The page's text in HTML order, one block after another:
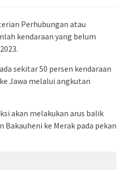
Perhubungan atau
kendaraan yang belum
sekitar 50 persen kendaraan
Jawa melalui angkutan
akan melakukan arus balik
Bakauheni ke Merak pada pekan